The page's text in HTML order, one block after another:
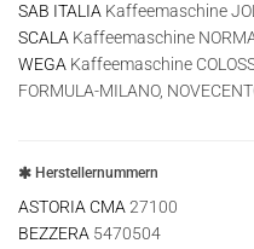
SAB ITALIA Kaffeemaschine
SCALA Kaffeemaschine
WEGA Kaffeemaschine
FORMULA-MILANO,
Herstellernummern
ASTORIA CMA 27100
BEZZERA 5470504